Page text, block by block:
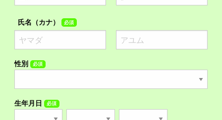
氏名（カナ） 必須
性別 必須
生年月日 必須